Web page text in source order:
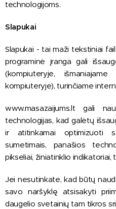
technologijoms.
Slapukai
Slapukai - tai maži tekstiniai
programinė įranga gali
(kompiuteryje,
kompiuteryje), turinčiame
www.masazaijums.lt gali
technologijas, kad galėtų
ir atitinkamai optimizuoti
sumetimais, panašios
pikseliai, žiniatinklio
Jei nesutinkate, kad būtų
savo naršyklę atsisakyti
daugelio svetainių tam tikros